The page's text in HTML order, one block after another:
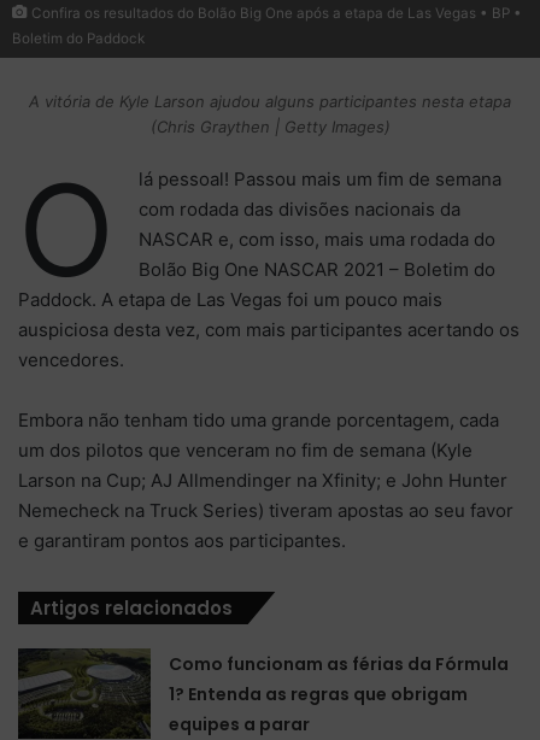
Confira os resultados do Bolão Big One após a etapa de Las Vegas • BP •
Boletim do Paddock
A vitória de Kyle Larson ajudou alguns participantes nesta etapa
(Chris Graythen | Getty Images)
O
lá pessoal! Passou mais um fim de semana
com rodada das divisões nacionais da
NASCAR e, com isso, mais uma rodada do
Bolão Big One NASCAR 2021 – Boletim do
Paddock. A etapa de Las Vegas foi um pouco mais
auspiciosa desta vez, com mais participantes acertando os
vencedores.
Embora não tenham tido uma grande porcentagem, cada
um dos pilotos que venceram no fim de semana (Kyle
Larson na Cup; AJ Allmendinger na Xfinity; e John Hunter
Nemecheck na Truck Series) tiveram apostas ao seu favor
e garantiram pontos aos participantes.
Artigos relacionados
Como funcionam as férias da Fórmula
1? Entenda as regras que obrigam
equipes a parar